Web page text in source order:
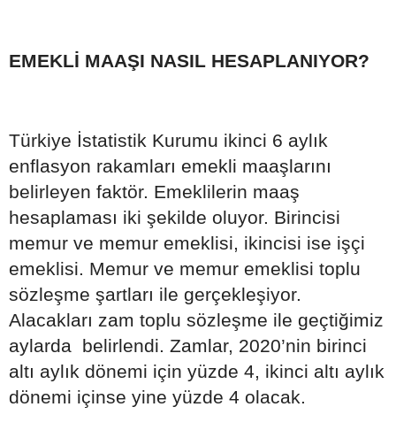
EMEKLİ MAAŞI NASIL HESAPLANIYOR?
Türkiye İstatistik Kurumu ikinci 6 aylık
enflasyon rakamları emekli maaşlarını
belirleyen faktör. Emeklilerin maaş
hesaplaması iki şekilde oluyor. Birincisi
memur ve memur emeklisi, ikincisi ise işçi
emeklisi. Memur ve memur emeklisi toplu
sözleşme şartları ile gerçekleşiyor.
Alacakları zam toplu sözleşme ile geçtiğimiz
aylarda belirlendi. Zamlar, 2020’nin birinci
altı aylık dönemi için yüzde 4, ikinci altı aylık
dönemi içinse yine yüzde 4 olacak.